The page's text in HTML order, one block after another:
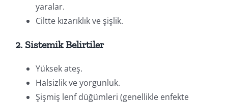
yaralar.
Ciltte kızarıklık ve şişlik.
2. Sistemik Belirtiler
Yüksek ateş.
Halsizlik ve yorgunluk.
Şişmiş lenf düğümleri (genellikle enfekte